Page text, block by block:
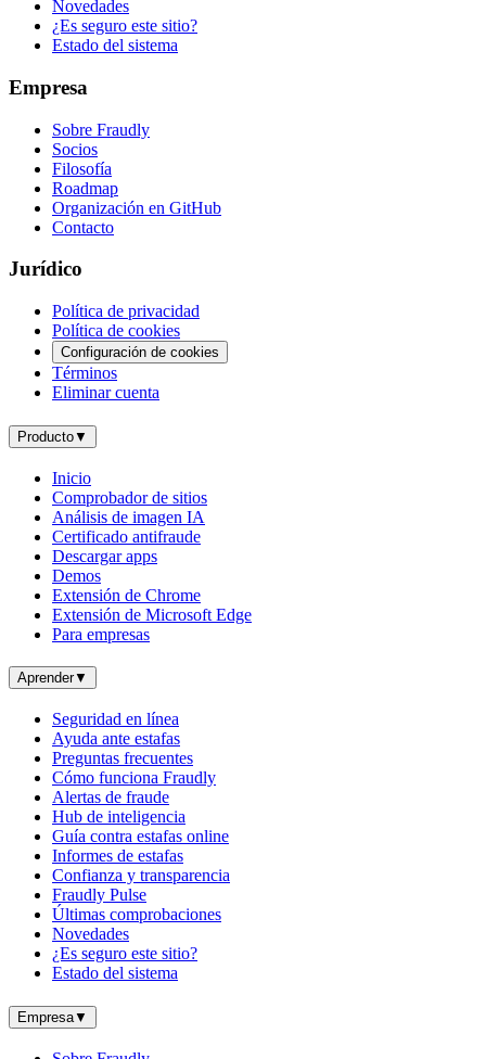
Novedades
¿Es seguro este sitio?
Estado del sistema
Empresa
Sobre Fraudly
Socios
Filosofía
Roadmap
Organización en GitHub
Contacto
Jurídico
Política de privacidad
Política de cookies
Configuración de cookies
Términos
Eliminar cuenta
Producto▼
Inicio
Comprobador de sitios
Análisis de imagen IA
Certificado antifraude
Descargar apps
Demos
Extensión de Chrome
Extensión de Microsoft Edge
Para empresas
Aprender▼
Seguridad en línea
Ayuda ante estafas
Preguntas frecuentes
Cómo funciona Fraudly
Alertas de fraude
Hub de inteligencia
Guía contra estafas online
Informes de estafas
Confianza y transparencia
Fraudly Pulse
Últimas comprobaciones
Novedades
¿Es seguro este sitio?
Estado del sistema
Empresa▼